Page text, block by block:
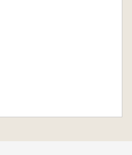
風」(A家本)曲目一覧
)